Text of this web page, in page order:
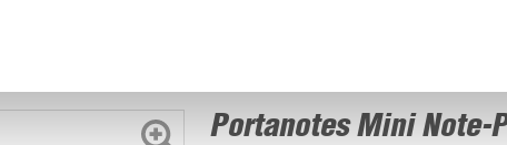
Portanotes Mini Note-